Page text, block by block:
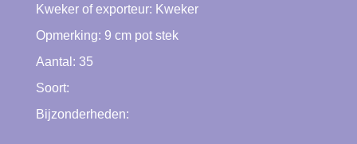
Kweker of exporteur: Kweker
Opmerking: 9 cm pot stek
Aantal: 35
Soort:
Bijzonderheden: